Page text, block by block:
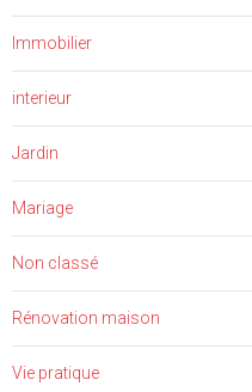
Immobilier
interieur
Jardin
Mariage
Non classé
Rénovation maison
Vie pratique